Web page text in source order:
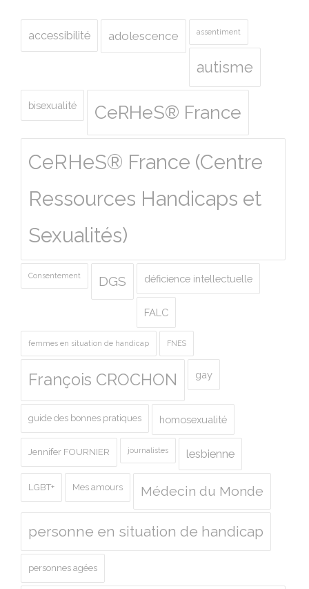
accessibilité adolescence assentiment
autisme
bisexualité CeRHeS® France
CeRHeS® France (Centre
Ressources Handicaps et
Sexualités)
Consentement DGS déficience intellectuelle
FALC
femmes en situation de handicap FNES
François CROCHON gay
guide des bonnes pratiques homosexualité
Jennifer FOURNIER journalistes lesbienne
LGBT+ Mes amours Médecin du Monde
personne en situation de handicap
personnes agées